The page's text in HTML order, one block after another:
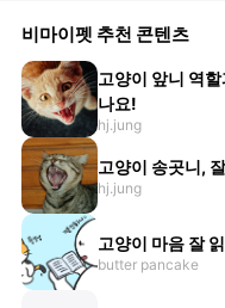
비마이펫 추천 콘텐츠
고양이 앞니 역
나요!
hj.jung
고양이 송곳니,
hj.jung
고양이 마음 잘
butter pancake